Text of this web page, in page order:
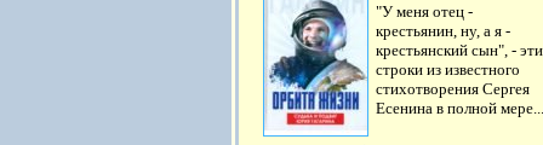
"У меня отец -
крестьянин, ну, а я -
крестьянский сын", - эти
строки из известного
стихотворения Сергея
Есенина в полной мере...